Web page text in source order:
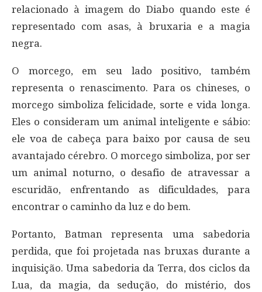
relacionado à imagem do Diabo quando este é
representado com asas, à bruxaria e a magia
negra.
O morcego, em seu lado positivo, também
representa o renascimento. Para os chineses, o
morcego simboliza felicidade, sorte e vida longa.
Eles o consideram um animal inteligente e sábio:
ele voa de cabeça para baixo por causa de seu
avantajado cérebro. O morcego simboliza, por ser
um animal noturno, o desafio de atravessar a
escuridão, enfrentando as dificuldades, para
encontrar o caminho da luz e do bem.
Portanto, Batman representa uma sabedoria
perdida, que foi projetada nas bruxas durante a
inquisição. Uma sabedoria da Terra, dos ciclos da
Lua, da magia, da sedução, do mistério, dos